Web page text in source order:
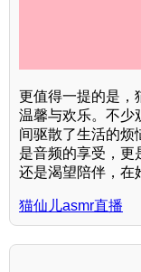
更值得一提的是，
温馨与欢乐。不少
间驱散了生活的烦
是音频的享受，更
还是渴望陪伴，在
猫仙儿asmr直播